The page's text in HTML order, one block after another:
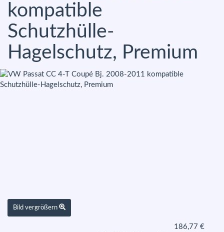
kompatible
Schutzhülle-
Hagelschutz, Premium
Bild vergrößern
186,77 €